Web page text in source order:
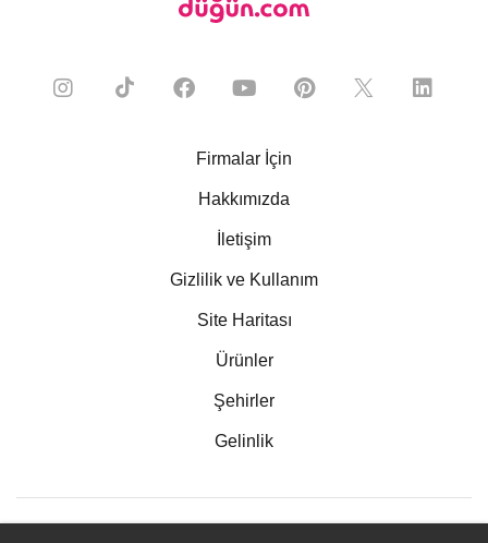
Firmalar İçin
Hakkımızda
İletişim
Gizlilik ve Kullanım
Site Haritası
Ürünler
Şehirler
Gelinlik